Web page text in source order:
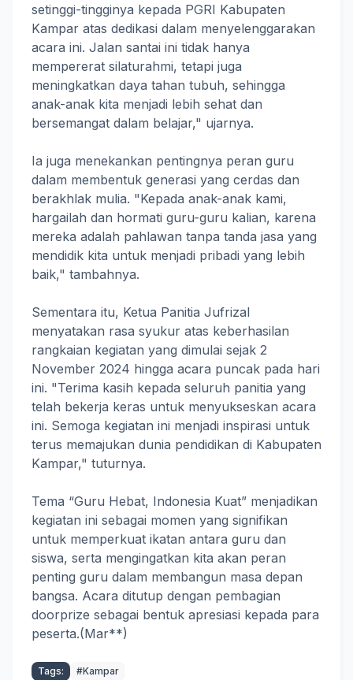
setinggi-tingginya kepada PGRI Kabupaten
Kampar atas dedikasi dalam menyelenggarakan
acara ini. Jalan santai ini tidak hanya
mempererat silaturahmi, tetapi juga
meningkatkan daya tahan tubuh, sehingga
anak-anak kita menjadi lebih sehat dan
bersemangat dalam belajar," ujarnya.
Ia juga menekankan pentingnya peran guru
dalam membentuk generasi yang cerdas dan
berakhlak mulia. "Kepada anak-anak kami,
hargailah dan hormati guru-guru kalian, karena
mereka adalah pahlawan tanpa tanda jasa yang
mendidik kita untuk menjadi pribadi yang lebih
baik," tambahnya.
Sementara itu, Ketua Panitia Jufrizal
menyatakan rasa syukur atas keberhasilan
rangkaian kegiatan yang dimulai sejak 2
November 2024 hingga acara puncak pada hari
ini. "Terima kasih kepada seluruh panitia yang
telah bekerja keras untuk menyukseskan acara
ini. Semoga kegiatan ini menjadi inspirasi untuk
terus memajukan dunia pendidikan di Kabupaten
Kampar," tuturnya.
Tema “Guru Hebat, Indonesia Kuat” menjadikan
kegiatan ini sebagai momen yang signifikan
untuk memperkuat ikatan antara guru dan
siswa, serta mengingatkan kita akan peran
penting guru dalam membangun masa depan
bangsa. Acara ditutup dengan pembagian
doorprize sebagai bentuk apresiasi kepada para
peserta.(Mar**)
Tags: #Kampar